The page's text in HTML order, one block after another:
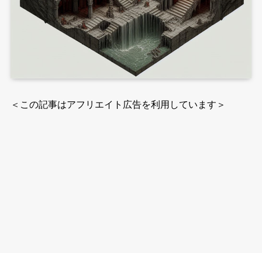
＜この記事はアフリエイト広告を利用しています＞